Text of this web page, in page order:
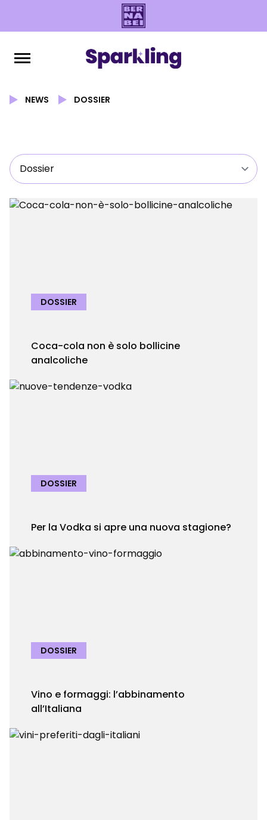
NEWS DOSSIER
DOSSIER
Coca-cola non è solo bollicine
analcoliche
DOSSIER
Per la Vodka si apre una nuova stagione?
DOSSIER
Vino e formaggi: l’abbinamento
all’Italiana